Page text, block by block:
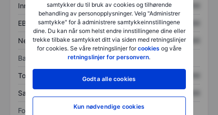
samtykker du til bruk av cookies og tilhørende
behandling av personopplysninger. Velg "Administrer
samtykke" for å administrere samtykkeinnstillingene
dine. Du kan når som helst endre innstillingene dine eller
trekke tilbake samtykket ditt via siden med retningslinjer
for cookies. Se våre retningslinjer forcookies og våre
retningslinjer for personvern.
Godta alle cookies
Kun nødvendige cookies
Inntekter XXXXXXX XXXXXXX
EBITDA XXXXXXX XXXXXXX
Nettoinntekt XXXXXXX XXXXXXX
Balanse
Totale eiendeler XXXXXXX
Samlet gjeld
Forholdstall